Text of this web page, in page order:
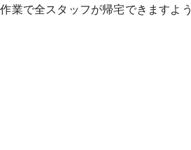
業で全スタッフが帰宅できますよう